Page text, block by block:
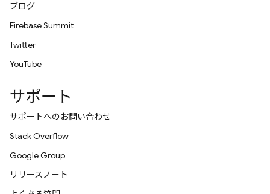
ブログ
Firebase Summit
Twitter
YouTube
サポート
サポートへのお問い合わせ
Stack Overflow
Google Group
リリースノート